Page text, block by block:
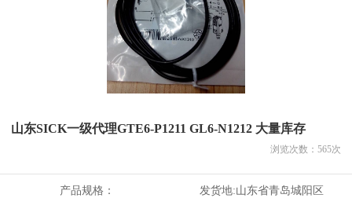
山东SICK一级代理GTE6-P1211 GL6-N1212 大量库存
浏览次数： 565次
产品规格： 发货地:山东省青岛城阳区